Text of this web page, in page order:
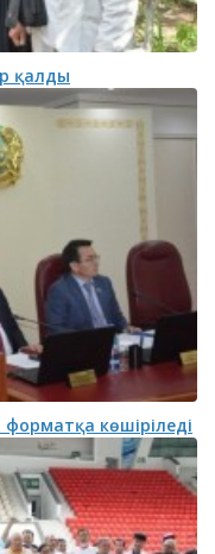
қалды
көшіріледі